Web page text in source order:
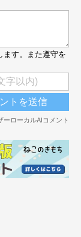
可愛いを知り尽
す。